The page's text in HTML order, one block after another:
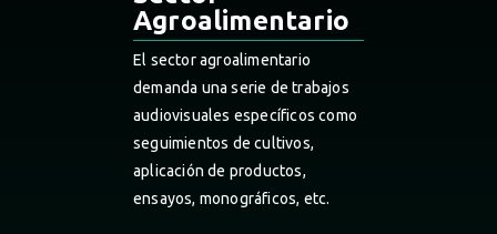
Agroalimentario
El sector agroalimentario
demanda una serie de trabajos
audiovisuales específicos como
seguimientos de cultivos,
aplicación de productos,
ensayos, monográficos, etc.